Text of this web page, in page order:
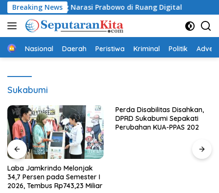
Langsung
ke
konten
Breaking News
Narasi Prabowo di Ruang Digital BPBD
Beranda
Nasional Daerah Peristiwa Kriminal Politik
Sukabumi
Laba Jamkrindo Melonjak
34,7 Persen pada Semester I
2026, Tembus Rp743,23 Miliar
Perda Disabilitas Disahkan,
DPRD Sukabumi Sepakati
Perubahan KUA-PPAS 202